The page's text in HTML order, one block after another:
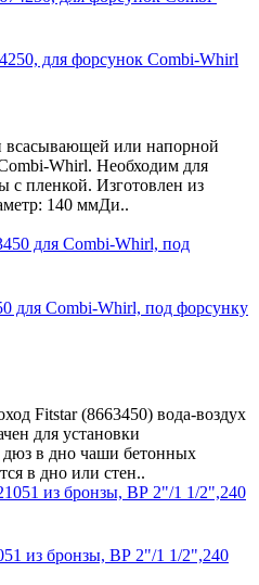
для форсунок Combi-Whirl
всасывающей или напорной
Whirl. Необходим для
с пленкой. Изготовлен из
140 ммДи..
для Combi-Whirl, под форсунку
Fitstar (8663450) вода-воздух
для установки
в дно чаши бетонных
в дно или стен..
из бронзы, ВР 2"/1 1/2",240